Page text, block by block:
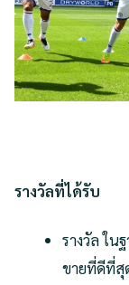
รางวัลที่ได้รับ
รางวัล ใ
ขายที่ดีที่สุ